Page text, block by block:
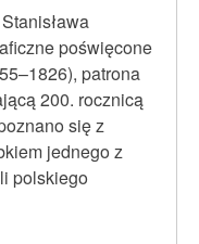
poświęcone
patrona
200. rocznicą
się z
jednego z
polskiego